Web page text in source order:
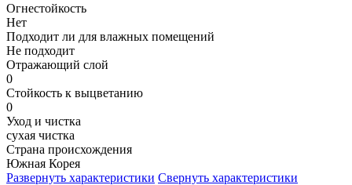
Огнестойкость
Нет
Подходит ли для влажных помещений
Не подходит
Отражающий слой
0
Стойкость к выцветанию
0
Уход и чистка
сухая чистка
Страна происхождения
Южная Корея
Развернуть характеристики Свернуть характеристики